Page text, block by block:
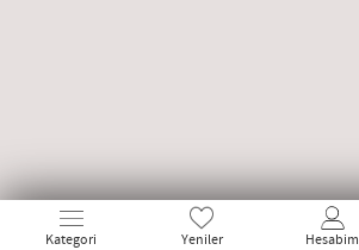
Kategori Yeniler Hesabim